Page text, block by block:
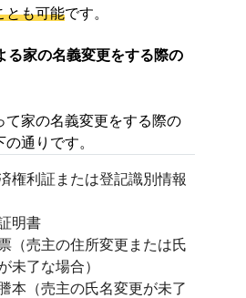
とも可能です。
る家の名義変更をする際の
て家の名義変更をする際の
通りです。
権利証または登記識別情報
明書
（売主の住所変更または氏
未了な場合）
本（売主の氏名変更が未了